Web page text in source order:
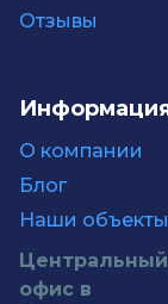
Отзывы
О компании
Блог
Наши объекты
Центральный
офис в